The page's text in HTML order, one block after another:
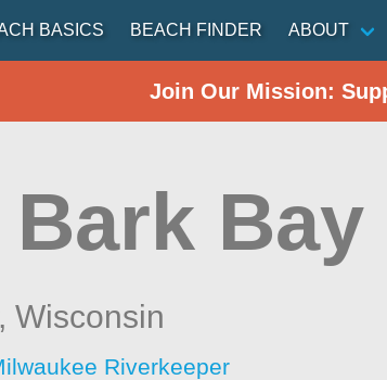
BASICS BEACH FINDER ABOUT
Join Our Mission:
Bark Bay
Wisconsin
Riverkeeper